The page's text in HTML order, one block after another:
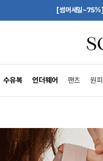
[썸머세일~75%]
수유복 언더웨어 팬츠 원